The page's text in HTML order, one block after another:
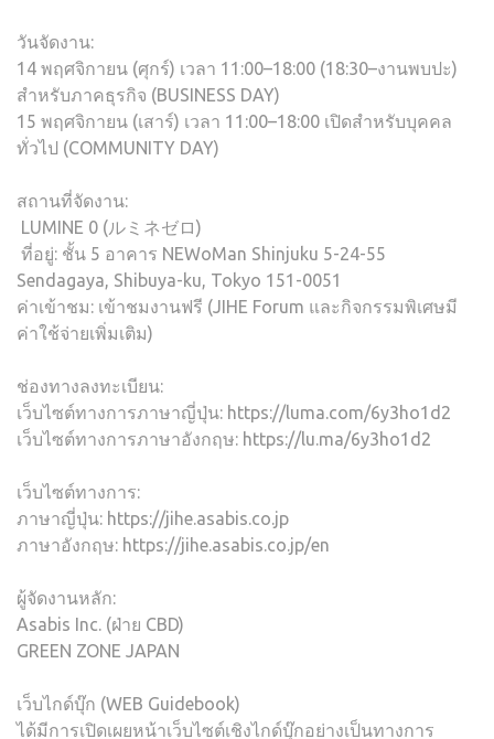
วันจัดงาน:
14 พฤศจิกายน (ศุกร์) เวลา 11:00–18:00 (18:30–งานพบปะ)
สำหรับภาคธุรกิจ (BUSINESS DAY)
15 พฤศจิกายน (เสาร์) เวลา 11:00–18:00 เปิดสำหรับบุคคล
ทั่วไป (COMMUNITY DAY)
สถานที่จัดงาน:
LUMINE 0 (ルミネゼロ)
ที่อยู่: ชั้น 5 อาคาร NEWoMan Shinjuku 5-24-55
Sendagaya, Shibuya-ku, Tokyo 151-0051
ค่าเข้าชม: เข้าชมงานฟรี (JIHE Forum และกิจกรรมพิเศษมี
ค่าใช้จ่ายเพิ่มเติม)
ช่องทางลงทะเบียน:
เว็บไซต์ทางการภาษาญี่ปุ่น: https://luma.com/6y3ho1d2
เว็บไซต์ทางการภาษาอังกฤษ: https://lu.ma/6y3ho1d2
เว็บไซต์ทางการ:
ภาษาญี่ปุ่น: https://jihe.asabis.co.jp
ภาษาอังกฤษ: https://jihe.asabis.co.jp/en
ผู้จัดงานหลัก:
Asabis Inc. (ฝ่าย CBD)
GREEN ZONE JAPAN
เว็บไกด์บุ๊ก (WEB Guidebook)
ได้มีการเปิดเผยหน้าเว็บไซต์เชิงไกด์บุ๊กอย่างเป็นทางการ